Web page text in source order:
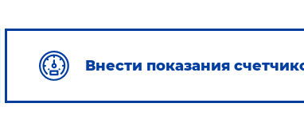
Внести показания